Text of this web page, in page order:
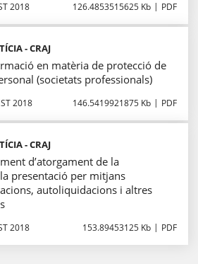
2018 126.4853515625 Kb PDF
- CRAJ
en matèria de protecció de
(societats professionals)
2018 146.5419921875 Kb PDF
- CRAJ
d’atorgament de la
presentació per mitjans
autoliquidacions i altres
2018 153.89453125 Kb PDF